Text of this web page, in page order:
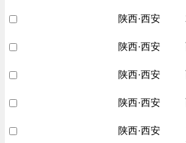
陕西·西安
陕西·西安
陕西·西安
陕西·西安
陕西·西安